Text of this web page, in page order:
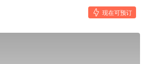
现在可预订